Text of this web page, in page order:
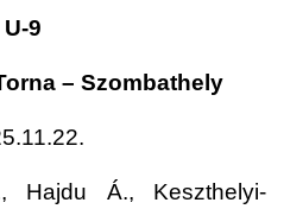
U-9
– Szombathely
Hajdu Á., Keszthelyi-